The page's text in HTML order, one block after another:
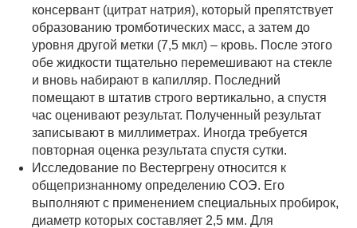
консервант (цитрат натрия), который препятствует
образованию тромботических масс, а затем до
уровня другой метки (7,5 мкл) – кровь. После этого
обе жидкости тщательно перемешивают на стекле
и вновь набирают в капилляр. Последний
помещают в штатив строго вертикально, а спустя
час оценивают результат. Полученный результат
записывают в миллиметрах. Иногда требуется
повторная оценка результата спустя сутки.
Исследование по Вестергрену относится к
общепризнанному определению СОЭ. Его
выполняют с применением специальных пробирок,
диаметр которых составляет 2,5 мм. Для